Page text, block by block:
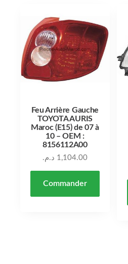
Feu Arrière Gauche
TOYOTA AURIS
Maroc (E15) de 07 à
10 – OEM :
8156112A00
1,104.00 د.م.
Commander